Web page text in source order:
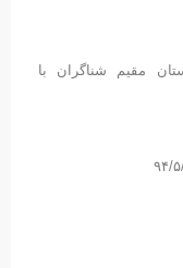
مقیم شناگران با